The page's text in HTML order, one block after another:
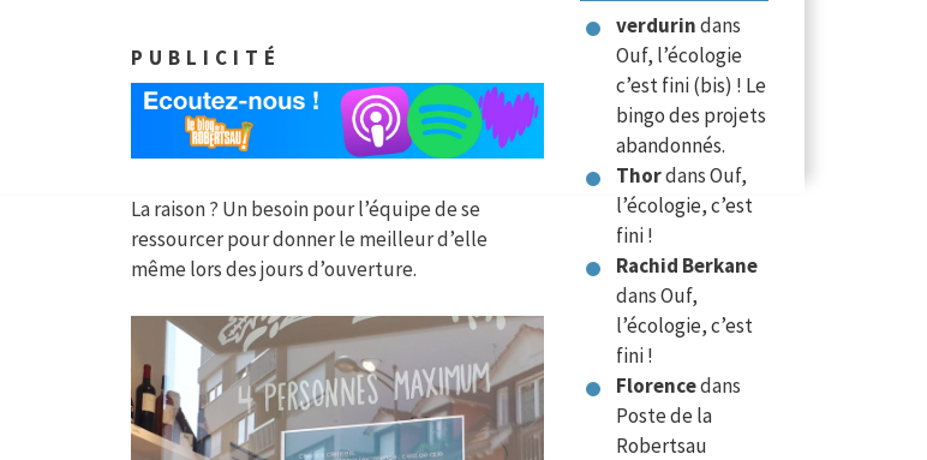
PUBLICITÉ
La raison ? Un besoin pour l’équipe de se
ressourcer pour donner le meilleur d’elle
même lors des jours d’ouverture.
verdurindans
Ouf, l’écologie
c’est fini (bis) ! Le
bingo des projets
abandonnés.
ThordansOuf,
l’écologie, c’est
fini !
Rachid Berkane
dansOuf,
l’écologie, c’est
fini !
Florencedans
Poste de la
Robertsau